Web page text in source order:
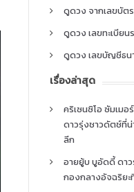
ดูดวง จากเลขบัต
ดูดวง เลขทะเบียน
ดูดวง เลขบัญชีธน
เรื่องล่าสุด
คริเซนซิโอ ซัมเมอ
ดาวรุ่งชาวดัตช์ที่
ลีก
อายยู้บ บูอัดดี้ ดา
กองกลางอัจฉริย